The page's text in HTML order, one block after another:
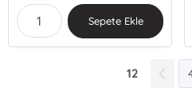
Sepete Ekle
12